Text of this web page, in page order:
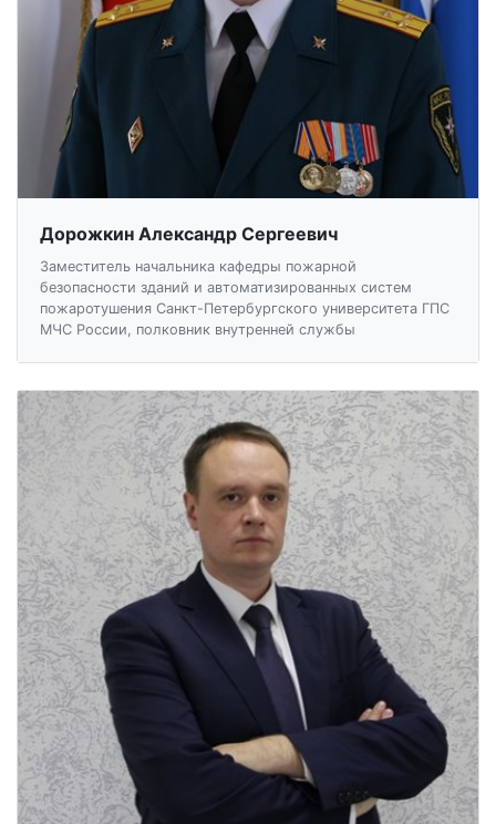
Дорожкин Александр Сергеевич
Заместитель начальника кафедры пожарной
безопасности зданий и автоматизированных систем
пожаротушения Санкт-Петербургского университета ГПС
МЧС России, полковник внутренней службы